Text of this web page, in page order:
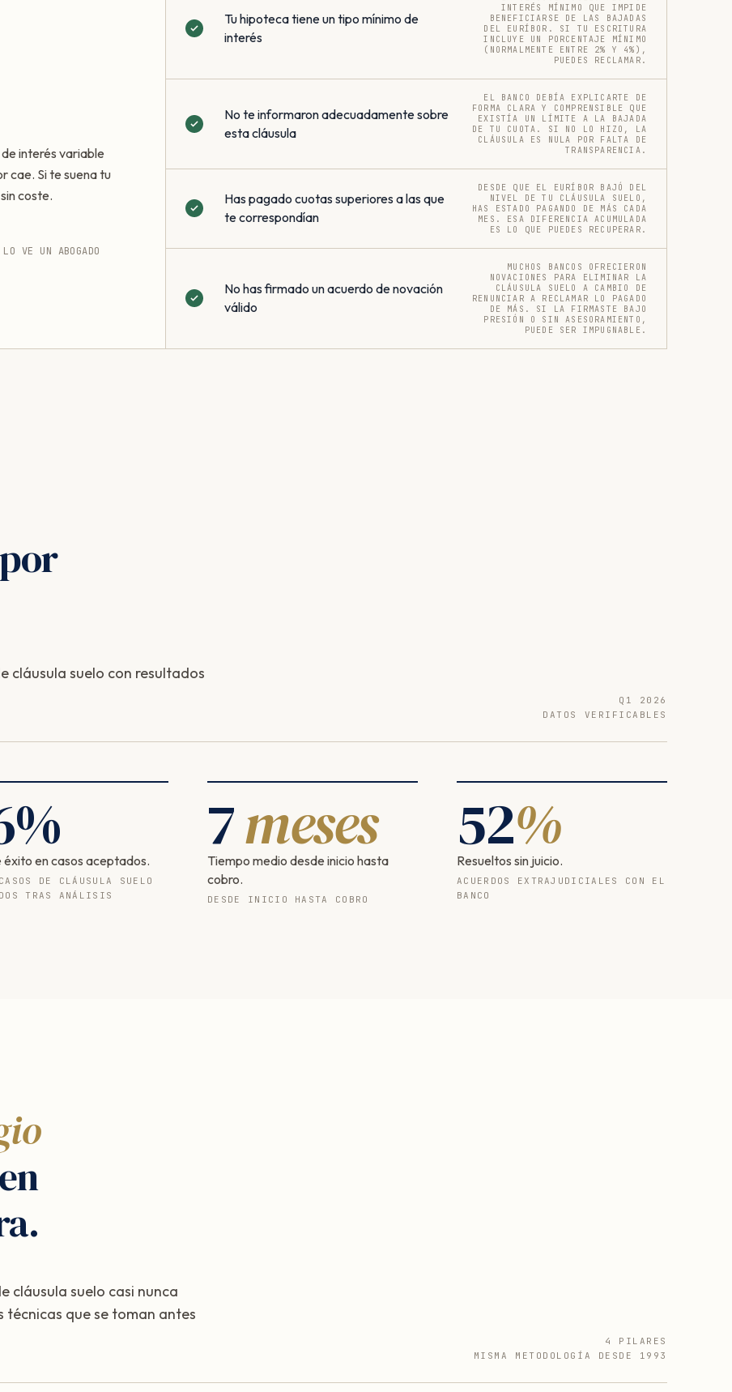
de interés variable
cae. Si te suena tu
coste.
VE UN ABOGADO
Tu hipoteca tiene un tipo mínimo de
interés
INTERÉS MÍNIMO QUE IMPIDE
BENEFICIARSE DE LAS BAJADAS
DEL EURÍBOR. SI TU ESCRITURA
INCLUYE UN PORCENTAJE MÍNIMO
(NORMALMENTE ENTRE 2% Y 4%),
PUEDES RECLAMAR.
No te informaron adecuadamente sobre
esta cláusula
EL BANCO DEBÍA EXPLICARTE DE
FORMA CLARA Y COMPRENSIBLE QUE
EXISTÍA UN LÍMITE A LA BAJADA
DE TU CUOTA. SI NO LO HIZO, LA
CLÁUSULA ES NULA POR FALTA DE
TRANSPARENCIA.
Has pagado cuotas superiores a las que
te correspondían
DESDE QUE EL EURÍBOR BAJÓ DEL
NIVEL DE TU CLÁUSULA SUELO,
HAS ESTADO PAGANDO DE MÁS CADA
MES. ESA DIFERENCIA ACUMULADA
ES LO QUE PUEDES RECUPERAR.
No has firmado un acuerdo de novación
válido
MUCHOS BANCOS OFRECIERON
NOVACIONES PARA ELIMINAR LA
CLÁUSULA SUELO A CAMBIO DE
RENUNCIAR A RECLAMAR LO PAGADO
DE MÁS. SI LA FIRMASTE BAJO
PRESIÓN O SIN ASESORAMIENTO,
PUEDE SER IMPUGNABLE.
cláusula suelo con resultados
Q1 2026
DATOS VERIFICABLES
%
éxito en casos aceptados.
DE CLÁUSULA SUELO
TRAS ANÁLISIS
7meses
Tiempo medio desde inicio hasta
cobro.
DESDE INICIO HASTA COBRO
52%
Resueltos sin juicio.
ACUERDOS EXTRAJUDICIALES CON EL
BANCO
cláusula suelo casi nunca
técnicas que se toman antes
4 PILARES
MISMA METODOLOGÍA DESDE 1993